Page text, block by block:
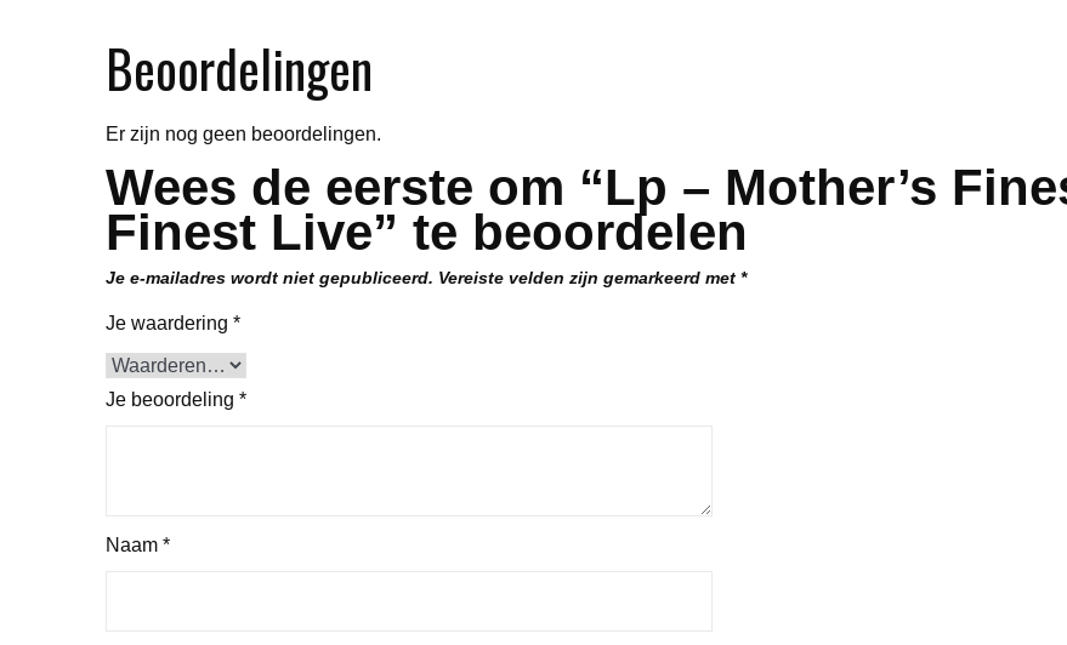
Beoordelingen
Er zijn nog geen beoordelingen.
Wees de eerste om “Lp – Mother’s
Finest Live” te beoordelen
Je e-mailadres wordt niet gepubliceerd. Vereiste velden zijn gemarkeerd met *
Je waardering *
Je beoordeling *
Naam *